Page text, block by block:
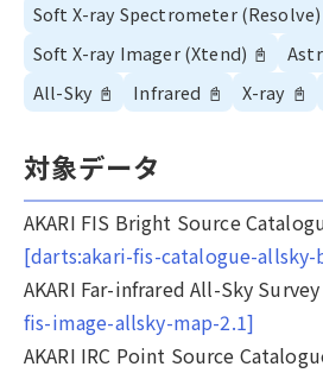
Soft X-ray Spectrometer (Resolve)
Soft X-ray Imager (Xtend) 📓
All-Sky 📓 Infrared 📓 X-ray 📓
対象データ
AKARI FIS Bright Source
[darts:akari-fis-catalogue-
AKARI Far-infrared All-Sky Survey
fis-image-allsky-map-2.1]
AKARI IRC Point Source